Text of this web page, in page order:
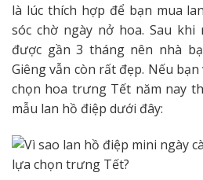
là lúc thích hợp để bạn mua
sóc chờ ngày nở hoa. Sau
được gần 3 tháng nên nhà
Giêng vẫn còn rất đẹp. Nếu
chọn hoa trưng Tết năm nay
mẫu lan hồ điệp dưới đây: